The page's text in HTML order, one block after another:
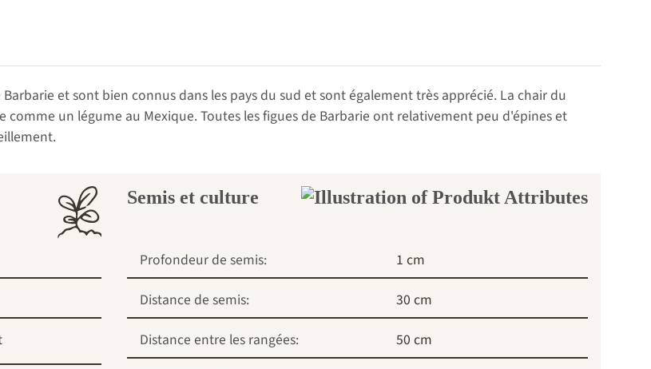
et sont bien connus dans les pays du sud et sont également très apprécié. La chair du
un légume au Mexique. Toutes les figues de Barbarie ont relativement peu d'épines et
Semis et culture
Profondeur de semis:
1 cm
Distance de semis:
30 cm
Distance entre les rangées:
50 cm